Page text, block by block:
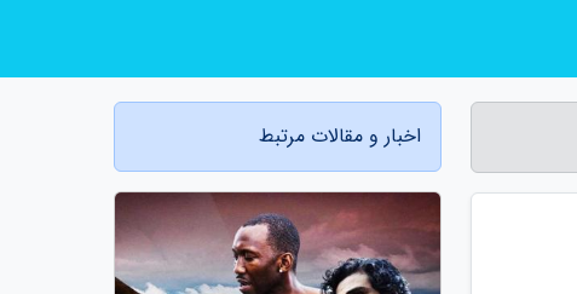
اخبار و مقالات مرتبط